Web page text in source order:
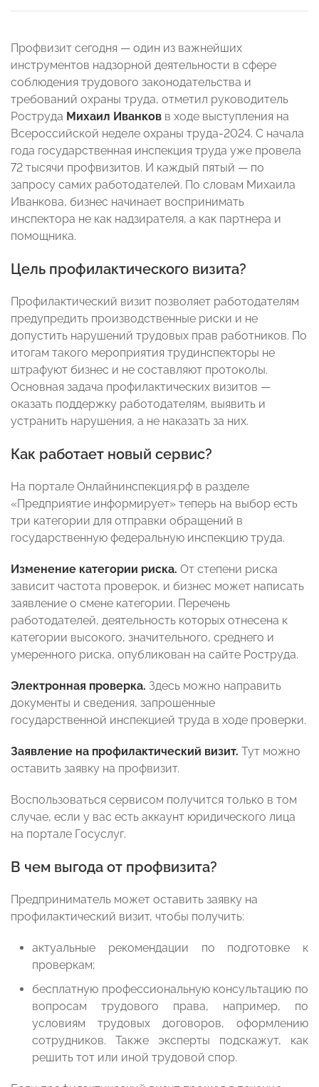
Профвизит сегодня — один из важнейших
инструментов надзорной деятельности в сфере
соблюдения трудового законодательства и
требований охраны труда, отметил руководитель
Роструда Михаил Иванков в ходе выступления на
Всероссийской неделе охраны труда-2024. С начала
года государственная инспекция труда уже провела
72 тысячи профвизитов. И каждый пятый — по
запросу самих работодателей. По словам Михаила
Иванкова, бизнес начинает воспринимать
инспектора не как надзирателя, а как партнера и
помощника.
Цель профилактического визита?
Профилактический визит позволяет работодателям
предупредить производственные риски и не
допустить нарушений трудовых прав работников. По
итогам такого мероприятия трудинспекторы не
штрафуют бизнес и не составляют протоколы.
Основная задача профилактических визитов —
оказать поддержку работодателям, выявить и
устранить нарушения, а не наказать за них.
Как работает новый сервис?
На портале Онлайнинспекция.рф в разделе
«Предприятие информирует» теперь на выбор есть
три категории для отправки обращений в
государственную федеральную инспекцию труда.
Изменение категории риска. От степени риска
зависит частота проверок, и бизнес может написать
заявление о смене категории. Перечень
работодателей, деятельность которых отнесена к
категории высокого, значительного, среднего и
умеренного риска, опубликован на сайте Роструда.
Электронная проверка. Здесь можно направить
документы и сведения, запрошенные
государственной инспекцией труда в ходе проверки.
Заявление на профилактический визит. Тут можно
оставить заявку на профвизит.
Воспользоваться сервисом получится только в том
случае, если у вас есть аккаунт юридического лица
на портале Госуслуг.
В чем выгода от профвизита?
Предприниматель может оставить заявку на
профилактический визит, чтобы получить:
актуальные рекомендации по подготовке к
проверкам;
бесплатную профессиональную консультацию по
вопросам трудового права, например, по
условиям трудовых договоров, оформлению
сотрудников. Также эксперты подскажут, как
решить тот или иной трудовой спор.